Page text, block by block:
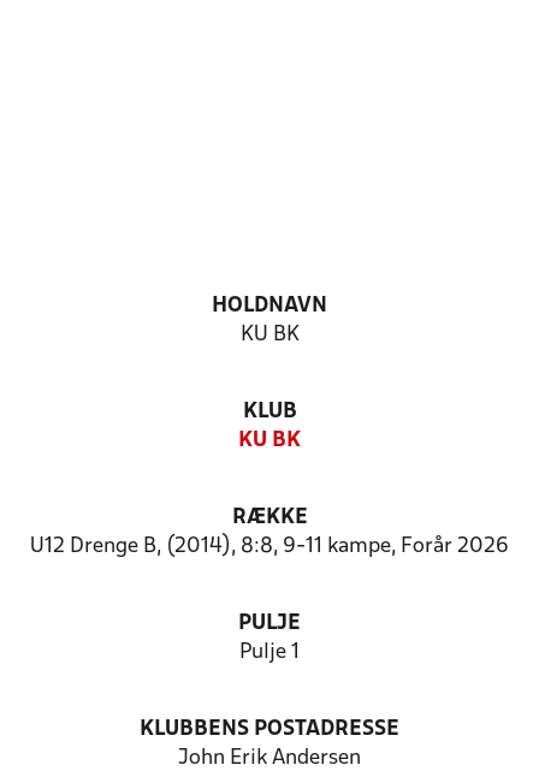
HOLDNAVN
KU BK
KLUB
KU BK
RÆKKE
U12 Drenge B, (2014), 8:8, 9-11 kampe, Forår 2026
PULJE
Pulje 1
KLUBBENS POSTADRESSE
John Erik Andersen